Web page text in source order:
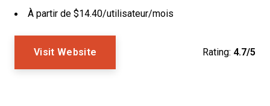
À partir de $14.40/utilisateur/mois
Visit Website Rating: 4.7/5